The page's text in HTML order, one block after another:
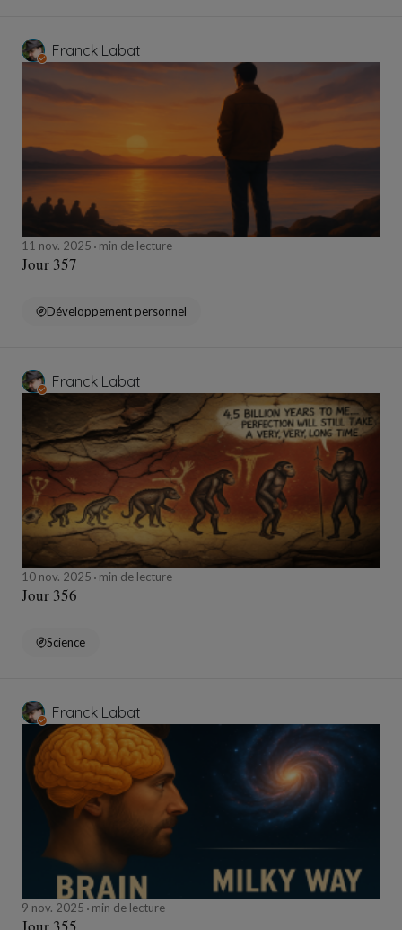
Franck Labat
11 nov. 2025 min de lecture
Jour 357
Développement personnel
Franck Labat
10 nov. 2025 min de lecture
Jour 356
Science
Franck Labat
9 nov. 2025 min de lecture